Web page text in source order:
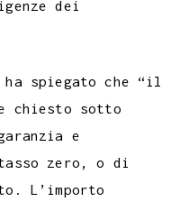
dei
spiegato che “il
chiesto sotto
e
zero, o di
L’importo